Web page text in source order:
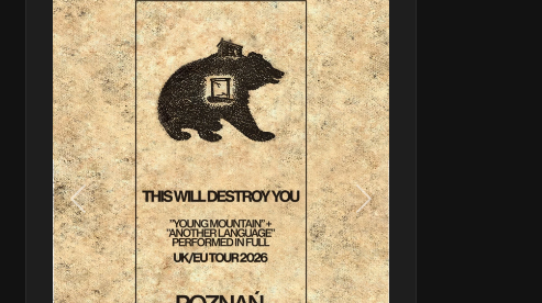
Poprzedni Następny